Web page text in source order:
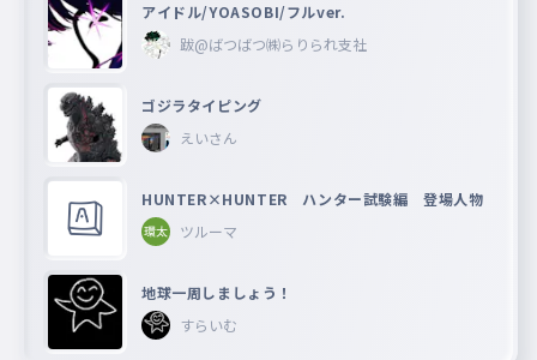
アイドル/YOASOBI/フルver.
跋@ばつばつ㈱らりられ支社
ゴジラタイピング
えいさん
HUNTER×HUNTER ハンター試験編 登場人物
ツルーマ
地球一周しましょう！
すらいむ